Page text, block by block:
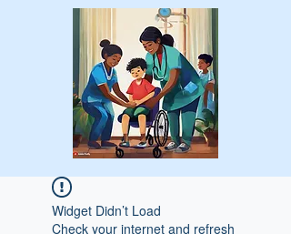
Widget Didn’t Load
Check your internet and refresh